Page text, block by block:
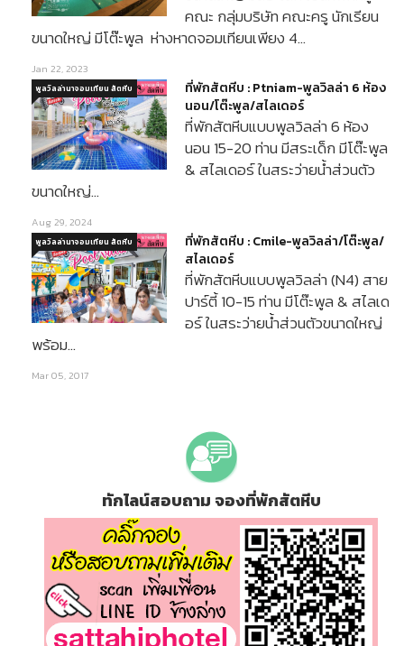
คณะ กลุ่มบริษัท คณะครู นักเรียน
ขนาดใหญ่ มีโต๊ะพูล ห่างหาดจอมเทียนเพียง 4…
Jan 22, 2023
ที่พักสัตหีบ : Ptniam-พูลวิลล่า 6 ห้อง
นอน/โต๊ะพูล/สไลเดอร์
ที่พักสัตหีบแบบพูลวิลล่า 6 ห้อง
นอน 15-20 ท่าน มีสระเด็ก มีโต๊ะพูล
& สไลเดอร์ ในสระว่ายน้ำส่วนตัว
ขนาดใหญ่…
พูลวิลล่านาจอมเทียน สัตหีบ
Aug 29, 2024
ที่พักสัตหีบ : Cmile-พูลวิลล่า/โต๊ะพูล/
สไลเดอร์
ที่พักสัตหีบแบบพูลวิลล่า (N4) สาย
ปาร์ตี้ 10-15 ท่าน มีโต๊ะพูล & สไลเด
อร์ ในสระว่ายน้ำส่วนตัวขนาดใหญ่
พร้อม…
พูลวิลล่านาจอมเทียน สัตหีบ
Mar 05, 2017
ทักไลน์สอบถาม จองที่พักสัตหีบ